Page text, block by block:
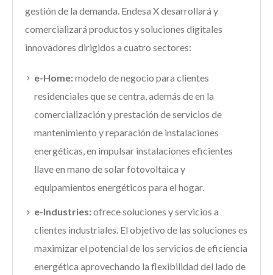
gestión de la demanda. Endesa X desarrollará y
comercializará productos y soluciones digitales
innovadores dirigidos a cuatro sectores:
e-Home:modelo de negocio para clientes
residenciales que se centra, además de en la
comercialización y prestación de servicios de
mantenimiento y reparación de instalaciones
energéticas, en impulsar instalaciones eficientes
llave en mano de solar fotovoltaica y
equipamientos energéticos para el hogar.
e-Industries:ofrece soluciones y servicios a
clientes industriales. El objetivo de las soluciones es
maximizar el potencial de los servicios de eficiencia
energética aprovechando la flexibilidad del lado de